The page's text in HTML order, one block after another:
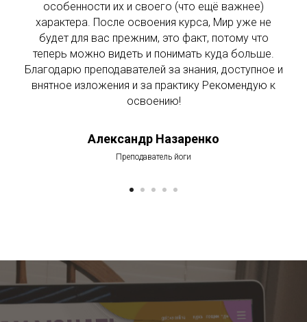
особенности их и своего (что ещё важнее)
характера. После освоения курса, Мир уже не
будет для вас прежним, это факт, потому что
теперь можно видеть и понимать куда больше.
Благодарю преподавателей за знания, доступное и
внятное изложения и за практику Рекомендую к
освоению!
Александр Назаренко
Преподаватель йоги